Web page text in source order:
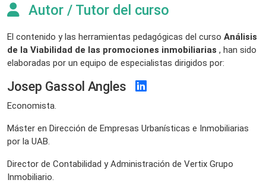
Autor / Tutor del curso
El contenido y las herramientas pedagógicas del curso Análisis
de la Viabilidad de las promociones inmobiliarias , han sido
elaboradas por un equipo de especialistas dirigidos por:
Josep Gassol Angles
Economista.
Máster en Dirección de Empresas Urbanísticas e Inmobiliarias
por la UAB.
Director de Contabilidad y Administración de Vertix Grupo
Inmobiliario.